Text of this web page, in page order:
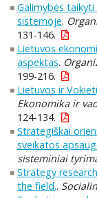
Galimybės
sistemoje.
131-146.
Lietuvos
aspektas.
199-216.
Lietuvos ir
Ekonomika ir
124-134.
Strategiškai
sveikatos
sisteminiai
Strategy
the field..